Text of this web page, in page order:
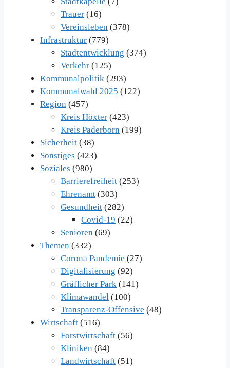
Trauer (16)
Vereinsleben (378)
Infrastruktur (779)
Stadtentwicklung (374)
Verkehr (125)
Kommunalpolitik (293)
Kommunalwahl 2025 (122)
Region (457)
Kreis Höxter (423)
Kreis Paderborn (199)
Sicherheit (38)
Sonstiges (423)
Soziales (980)
Barrierefreiheit (253)
Ehrenamt (303)
Gesundheit (282)
Covid-19 (22)
Senioren (69)
Themen (332)
Corona Pandemie (27)
Digitalisierung (92)
Gräflicher Park (141)
Klimawandel (100)
Transparenz-Offensive (48)
Wirtschaft (516)
Forstwirtschaft (56)
Kliniken (84)
Landwirtschaft (51)